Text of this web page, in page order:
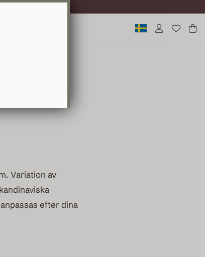
Variation av
efter dina